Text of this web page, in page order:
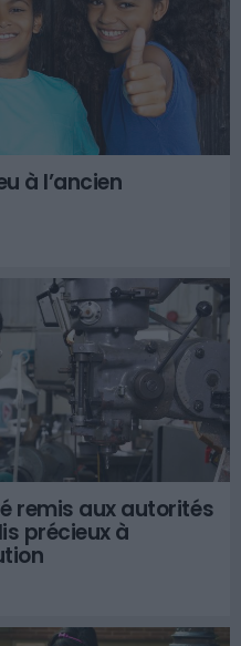
à l’ancien
remis aux autorités
précieux à